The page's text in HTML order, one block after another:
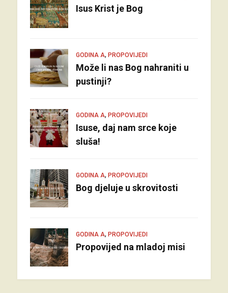
Isus Krist je Bog
GODINA A, PROPOVIJEDI
Može li nas Bog nahraniti u
pustinji?
GODINA A, PROPOVIJEDI
Isuse, daj nam srce koje
sluša!
GODINA A, PROPOVIJEDI
Bog djeluje u skrovitosti
GODINA A, PROPOVIJEDI
Propovijed na mladoj misi